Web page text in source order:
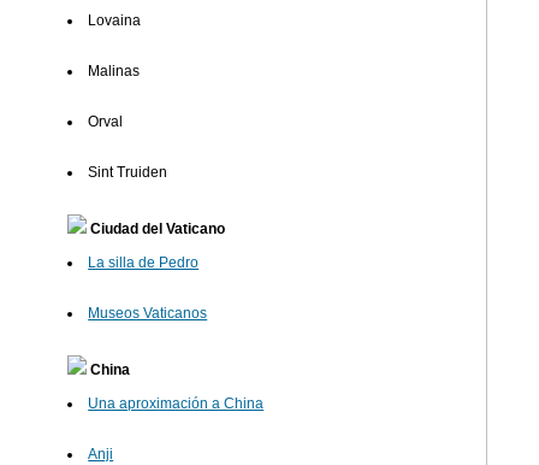
Lovaina
Malinas
Orval
Sint Truiden
Ciudad del Vaticano
La silla de Pedro
Museos Vaticanos
China
Una aproximación a China
Anji